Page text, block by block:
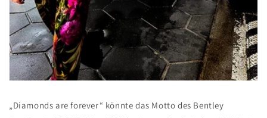
„Diamonds are forever“ könnte das Motto des Bentley